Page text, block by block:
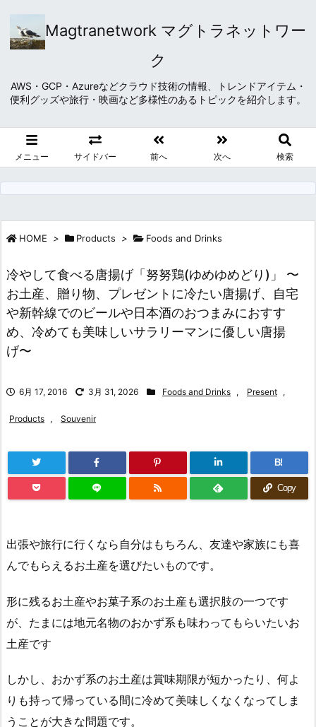
Magtranetwork マグトラネットワー
ク
AWS・GCP・Azureなどクラウド技術の情報、トレンドアイテム・
便利グッズや旅行・映画など多様性のあるトピックを紹介します。
メニュー サイドバー 前へ 次へ 検索
HOME > Products > Foods and Drinks
冷やして食べる唐揚げ「努努鶏(ゆめゆめどり)」 〜
お土産、贈り物、プレゼントに冷たい唐揚げ、自宅
や新幹線でのビールや日本酒のおつまみにおすす
め、冷めても美味しいサラリーマンに優しい唐揚
げ〜
6月 17, 2016 3月 31, 2026 Foods and Drinks , Present ,
Products , Souvenir
B!
Copy
出張や旅行に行くなら自分はもちろん、友達や家族にも喜
んでもらえるお土産を選びたいものです。
形に残るお土産やお菓子系のお土産も選択肢の一つです
が、たまには地元名物のおかず系も味わってもらいたいお
土産です
しかし、おかず系のお土産は賞味期限が短かったり、何よ
りも持って帰っている間に冷めて美味しくなくなってしま
うことが大きな問題です。